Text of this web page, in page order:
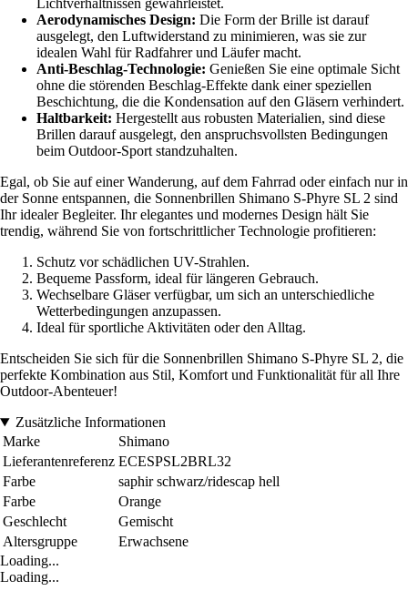
Lichtverhältnissen gewährleistet.
Aerodynamisches Design: Die Form der Brille ist darauf
ausgelegt, den Luftwiderstand zu minimieren, was sie zur
idealen Wahl für Radfahrer und Läufer macht.
Anti-Beschlag-Technologie: Genießen Sie eine optimale Sicht
ohne die störenden Beschlag-Effekte dank einer speziellen
Beschichtung, die die Kondensation auf den Gläsern verhindert.
Haltbarkeit: Hergestellt aus robusten Materialien, sind diese
Brillen darauf ausgelegt, den anspruchsvollsten Bedingungen
beim Outdoor-Sport standzuhalten.
Egal, ob Sie auf einer Wanderung, auf dem Fahrrad oder einfach nur in
der Sonne entspannen, die Sonnenbrillen Shimano S-Phyre SL 2 sind
Ihr idealer Begleiter. Ihr elegantes und modernes Design hält Sie
trendig, während Sie von fortschrittlicher Technologie profitieren:
Schutz vor schädlichen UV-Strahlen.
Bequeme Passform, ideal für längeren Gebrauch.
Wechselbare Gläser verfügbar, um sich an unterschiedliche
Wetterbedingungen anzupassen.
Ideal für sportliche Aktivitäten oder den Alltag.
Entscheiden Sie sich für die Sonnenbrillen Shimano S-Phyre SL 2, die
perfekte Kombination aus Stil, Komfort und Funktionalität für all Ihre
Outdoor-Abenteuer!
Zusätzliche Informationen
Marke
Shimano
Lieferantenreferenz ECESPSL2BRL32
Farbe
saphir schwarz/ridescap hell
Farbe
Orange
Geschlecht
Gemischt
Altersgruppe
Erwachsene
Loading...
Loading...